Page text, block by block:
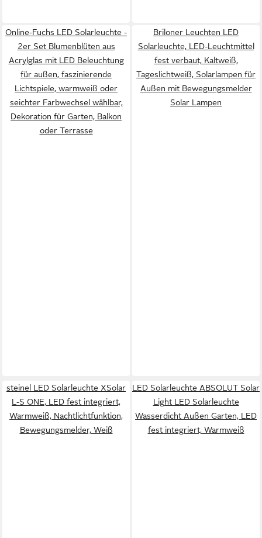
Online-Fuchs LED Solarleuchte -
2er Set Blumenblüten aus
Acrylglas mit LED Beleuchtung
für außen, faszinierende
Lichtspiele, warmweiß oder
seichter Farbwechsel wählbar,
Dekoration für Garten, Balkon
oder Terrasse
Briloner Leuchten LED
Solarleuchte, LED-Leuchtmittel
fest verbaut, Kaltweiß,
Tageslichtweiß, Solarlampen für
Außen mit Bewegungsmelder
Solar Lampen
steinel LED Solarleuchte XSolar
L-S ONE, LED fest integriert,
Warmweiß, Nachtlichtfunktion,
Bewegungsmelder, Weiß
LED Solarleuchte ABSOLUT Solar
Light LED Solarleuchte
Wasserdicht Außen Garten, LED
fest integriert, Warmweiß